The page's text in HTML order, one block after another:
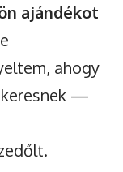
ajándékot
ahogy
—